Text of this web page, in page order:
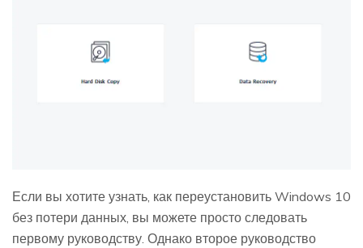
Если вы хотите узнать, как переустановить Windows 10
без потери данных, вы можете просто следовать
первому руководству. Однако второе руководство